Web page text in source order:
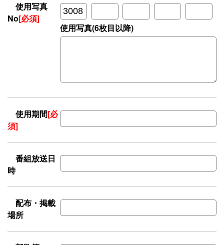
使用写真
No[必須]
使用写真(6枚目以降)
使用期間[必
須]
番組放送日
時
配布・掲載
場所